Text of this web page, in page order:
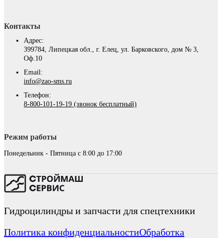
Контакты
Адрес:
399784, Липецкая обл., г. Елец, ул. Барковского, дом № 3,
Оф.10
Email:
info@zao-sms.ru
Телефон:
8-800-101-19-19 (звонок бесплатный)
Режим работы
Понедельник - Пятница с 8:00 до 17:00
Гидроцилиндры и запчасти для спецтехники
Политика конфиденциальностиОбработка